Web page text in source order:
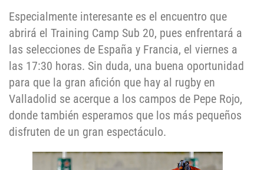
Especialmente interesante es el encuentro que
abrirá el Training Camp Sub 20, pues enfrentará a
las selecciones de España y Francia, el viernes a
las 17:30 horas. Sin duda, una buena oportunidad
para que la gran afición que hay al rugby en
Valladolid se acerque a los campos de Pepe Rojo,
donde también esperamos que los más pequeños
disfruten de un gran espectáculo.